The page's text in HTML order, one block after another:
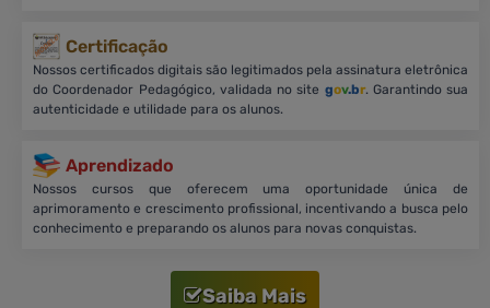
Certificação
Nossos certificados digitais são legitimados pela assinatura eletrônica
do Coordenador Pedagógico, validada no site gov.br. Garantindo sua
autenticidade e utilidade para os alunos.
Aprendizado
Nossos cursos que oferecem uma oportunidade única de
aprimoramento e crescimento profissional, incentivando a busca pelo
conhecimento e preparando os alunos para novas conquistas.
Saiba Mais